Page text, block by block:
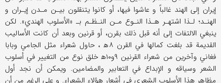
إيران إلى الهند غالباً و عاشوا فيها، أو كانوا يتنقلون بيـن مـدن إيـران و
الهنـد؛ لـذا اشتهـر هـذا النـوع مـن النـظـم بـ «الأسلوب الهندي». لكن
ينبغي الالتفات إلى أنه قبل ذلك بقرن، أو قرنين وبعد أن كانت الأساليب
القديمة قد بلغت كمالها في القرن ۸ه‍ ، حاول شعراء مثل الجامي وبابا
فغاني وآخرين من شعراء القرنين ۹و۱۰ه‍ خلق نوع من التغيير في أسلوب
الشعر وسياقه و الإبداع في التعابير والمضامين. ويمكن أن نجد أول
مظاهر هذا الأسلوب الشعري في أشعار هؤلاء الشعراء. و على الرغم من أن